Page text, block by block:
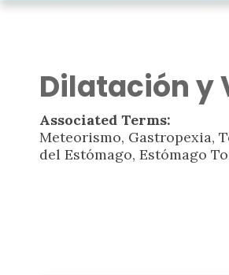
Dilatación y
Associated Terms:
Meteorismo, Gastropexia,
del Estómago, Estómago